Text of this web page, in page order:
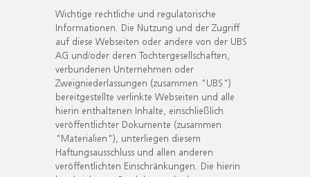
Wichtige rechtliche und regulatorische
Informationen. Die Nutzung und der Zugriff
auf diese Webseiten oder andere von der UBS
AG und/oder deren Tochtergesellschaften,
verbundenen Unternehmen oder
Zweigniederlassungen (zusammen "UBS")
bereitgestellte verlinkte Webseiten und alle
hierin enthaltenen Inhalte, einschließlich
veröffentlichter Dokumente (zusammen
"Materialien"), unterliegen diesem
Haftungsausschluss und allen anderen
veröffentlichten Einschränkungen. Die hierin